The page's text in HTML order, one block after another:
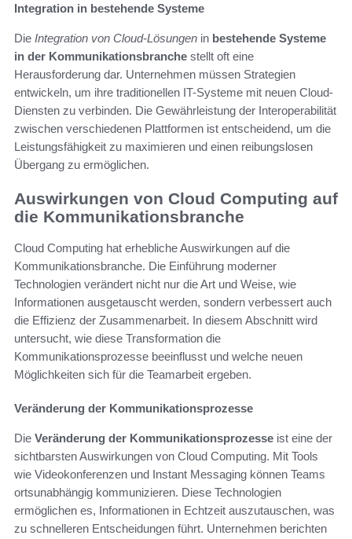
Integration in bestehende Systeme
Die Integration von Cloud-Lösungen in bestehende Systeme
in der Kommunikationsbranche stellt oft eine
Herausforderung dar. Unternehmen müssen Strategien
entwickeln, um ihre traditionellen IT-Systeme mit neuen Cloud-
Diensten zu verbinden. Die Gewährleistung der Interoperabilität
zwischen verschiedenen Plattformen ist entscheidend, um die
Leistungsfähigkeit zu maximieren und einen reibungslosen
Übergang zu ermöglichen.
Auswirkungen von Cloud Computing auf
die Kommunikationsbranche
Cloud Computing hat erhebliche Auswirkungen auf die
Kommunikationsbranche. Die Einführung moderner
Technologien verändert nicht nur die Art und Weise, wie
Informationen ausgetauscht werden, sondern verbessert auch
die Effizienz der Zusammenarbeit. In diesem Abschnitt wird
untersucht, wie diese Transformation die
Kommunikationsprozesse beeinflusst und welche neuen
Möglichkeiten sich für die Teamarbeit ergeben.
Veränderung der Kommunikationsprozesse
Die Veränderung der Kommunikationsprozesse ist eine der
sichtbarsten Auswirkungen von Cloud Computing. Mit Tools
wie Videokonferenzen und Instant Messaging können Teams
ortsunabhängig kommunizieren. Diese Technologien
ermöglichen es, Informationen in Echtzeit auszutauschen, was
zu schnelleren Entscheidungen führt. Unternehmen berichten